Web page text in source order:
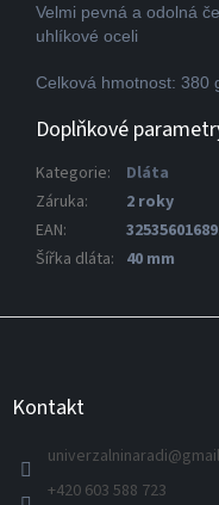
Velmi pevná a odolná
uhlíkové oceli
Celková hmotnost: 380
Doplňkové
Kategorie:
Dláta
Záruka:
2 roky
EAN:
Šířka dláta: 40 mm
Z
Kontakt
univerzalninaradi@
+420 603 588 723